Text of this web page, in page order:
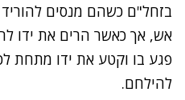
בזחל"ם כשהם מנסים
אש, אך כאשר הרים את ידו
פגע בו וקטע את ידו מתחת
להילחם.